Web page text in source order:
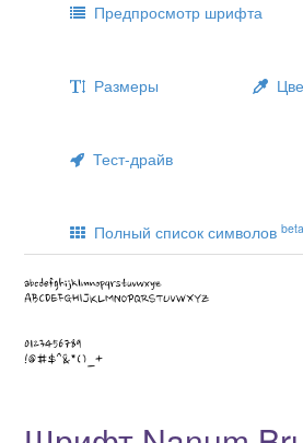
Предпросмотр шрифта
Размеры
Тест-драйв
Полный список символов beta